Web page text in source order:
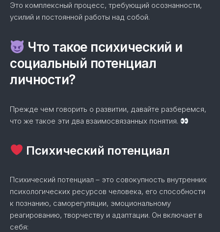
Это комплексный процесс, требующий осознанности,
усилий и постоянной работы над собой.
Что такое психический и
социальный потенциал
личности?
Прежде чем говорить о развитии, давайте разберемся,
что же такое эти два взаимосвязанных понятия.
Психический потенциал
Психический потенциал – это совокупность внутренних
психологических ресурсов человека, его способности
к познанию, саморегуляции, эмоциональному
реагированию, творчеству и адаптации. Он включает в
себя: